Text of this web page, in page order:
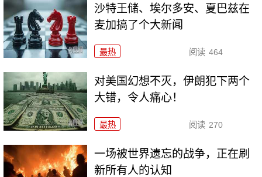
沙特王储、埃尔多安、夏巴兹在
麦加搞了个大新闻
最热 阅读 464
对美国幻想不灭，伊朗犯下两个
大错，令人痛心！
最热 阅读 270
一场被世界遗忘的战争，正在刷
新所有人的认知